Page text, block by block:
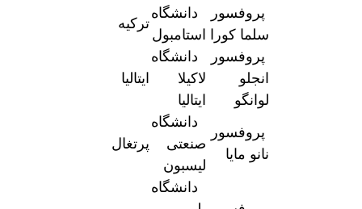
پروفسور
سلما کورا
دانشگاه
استامبول
ترکیه
پروفسور
انجلو
لوانگو
دانشگاه
لاکیلا
ایتالیا
ایتالیا
پروفسور
نانو مایا
دانشگاه
صنعتی
لیسبون
پرتغال
دانشگاه